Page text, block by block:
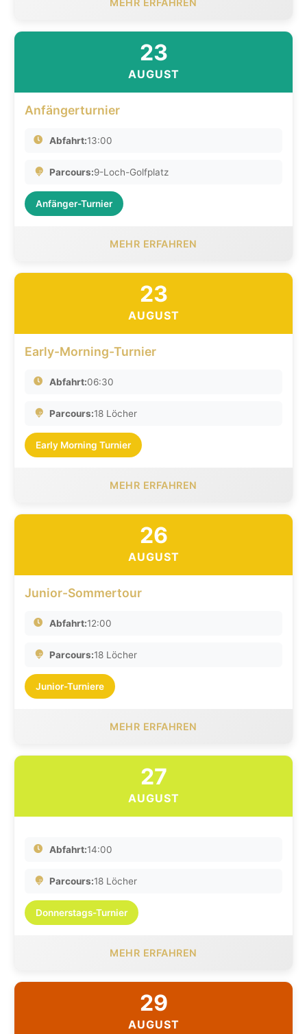
23
AUGUST
Anfängerturnier
Abfahrt:13:00
Parcours:9-Loch-Golfplatz
Anfänger-Turnier
MEHR ERFAHREN
23
AUGUST
Early-Morning-Turnier
Abfahrt:06:30
Parcours:18 Löcher
Early Morning Turnier
MEHR ERFAHREN
26
AUGUST
Junior-Sommertour
Abfahrt:12:00
Parcours:18 Löcher
Junior-Turniere
MEHR ERFAHREN
27
AUGUST
Abfahrt:14:00
Parcours:18 Löcher
Donnerstags-Turnier
MEHR ERFAHREN
29
AUGUST